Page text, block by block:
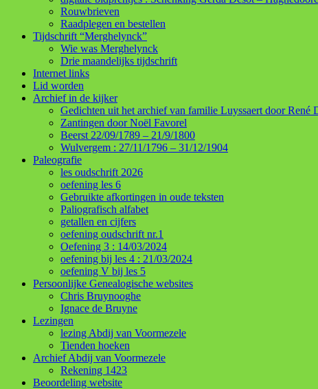
Rouwbrieven
Raadplegen en bestellen
Tijdschrift “Merghelynck”
Wie was Merghelynck
Drie maandelijks tijdschrift
Internet links
Lid worden
Archief in de kijker
Gedichten uit het archief van familie Luyssaert door René
Zantingen door Noël Favorel
Beerst 22/09/1789 – 21/9/1800
Wulvergem : 27/11/1796 – 31/12/1904
Paleografie
les oudschrift 2026
oefening les 6
Gebruikte afkortingen in oude teksten
Paliografisch alfabet
getallen en cijfers
oefening oudschrift nr.1
Oefening 3 : 14/03/2024
oefening bij les 4 : 21/03/2024
oefening V bij les 5
Persoonlijke Genealogische websites
Chris Bruynooghe
Ignace de Bruyne
Lezingen
lezing Abdij van Voormezele
Tienden hoeken
Archief Abdij van Voormezele
Rekening 1423
Beoordeling website